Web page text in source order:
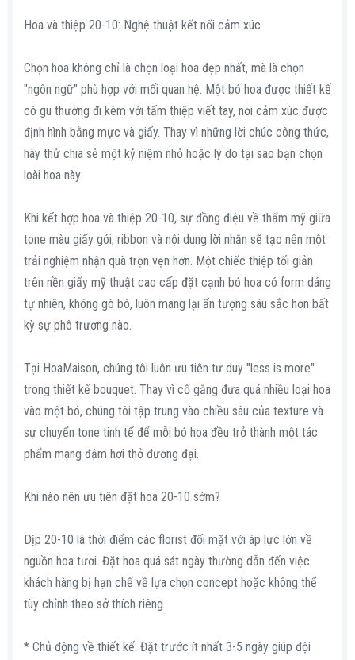
Hoa và thiệp 20-10: Nghệ thuật kết nối cảm xúc
Chọn hoa không chỉ là chọn loại hoa đẹp nhất, mà là chọn
"ngôn ngữ" phù hợp với mối quan hệ. Một bó hoa được thiết kế
có gu thường đi kèm với tấm thiệp viết tay, nơi cảm xúc được
định hình bằng mực và giấy. Thay vì những lời chúc công thức,
hãy thử chia sẻ một kỷ niệm nhỏ hoặc lý do tại sao bạn chọn
loài hoa này.
Khi kết hợp hoa và thiệp 20-10, sự đồng điệu về thẩm mỹ giữa
tone màu giấy gói, ribbon và nội dung lời nhắn sẽ tạo nên một
trải nghiệm nhận quà trọn vẹn hơn. Một chiếc thiệp tối giản
trên nền giấy mỹ thuật cao cấp đặt cạnh bó hoa có form dáng
tự nhiên, không gò bó, luôn mang lại ấn tượng sâu sắc hơn bất
kỳ sự phô trương nào.
Tại HoaMaison, chúng tôi luôn ưu tiên tư duy "less is more"
trong thiết kế bouquet. Thay vì cố gắng đưa quá nhiều loại hoa
vào một bó, chúng tôi tập trung vào chiều sâu của texture và
sự chuyển tone tinh tế để mỗi bó hoa đều trở thành một tác
phẩm mang đậm hơi thở đương đại.
Khi nào nên ưu tiên đặt hoa 20-10 sớm?
Dịp 20-10 là thời điểm các florist đối mặt với áp lực lớn về
nguồn hoa tươi. Đặt hoa quá sát ngày thường dẫn đến việc
khách hàng bị hạn chế về lựa chọn concept hoặc không thể
tùy chỉnh theo sở thích riêng.
* Chủ động về thiết kế: Đặt trước ít nhất 3-5 ngày giúp đội